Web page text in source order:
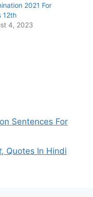
2021 For
12th
4, 2023
Sentences For
Quotes In Hindi